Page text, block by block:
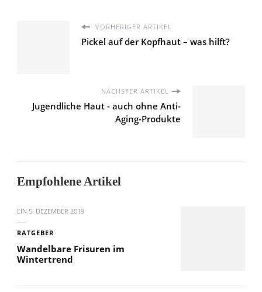
VORHERIGER ARTIKEL
Pickel auf der Kopfhaut – was hilft?
NÄCHSTER ARTIKEL
Jugendliche Haut - auch ohne Anti-
Aging-Produkte
Empfohlene Artikel
EIN 5. DEZEMBER 2019
RATGEBER
Wandelbare Frisuren im
Wintertrend